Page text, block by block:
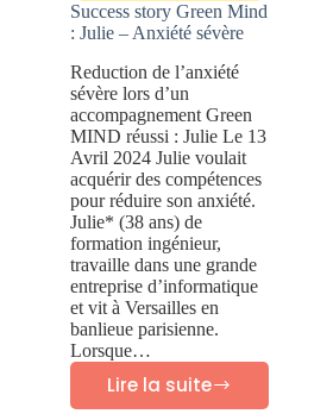
Success story Green Mind
: Julie – Anxiété sévère
Reduction de l’anxiété
sévère lors d’un
accompagnement Green
MIND réussi : Julie Le 13
Avril 2024 Julie voulait
acquérir des compétences
pour réduire son anxiété.
Julie* (38 ans) de
formation ingénieur,
travaille dans une grande
entreprise d’informatique
et vit à Versailles en
banlieue parisienne.
Lorsque…
Lire la suite